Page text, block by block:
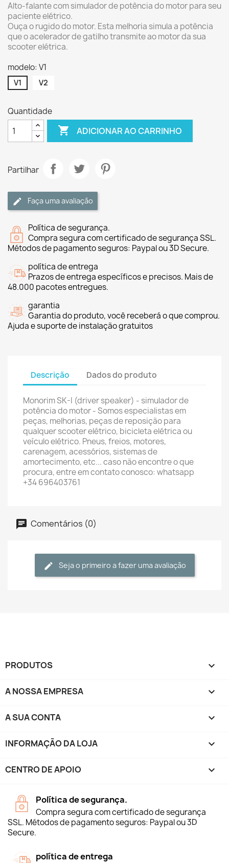
Alto-falante com simulador de potência do motor para seu
paciente elétrico.
Ouça o rugido do motor. Esta melhoria simula a potência
que o acelerador de gatilho transmite ao motor da sua
scooter elétrica.
modelo: V1
V1 V2
Quantidade
 ADICIONAR AO CARRINHO
Partilhar
Faça uma avaliação
Política de segurança.
Compra segura com certificado de segurança SSL.
Métodos de pagamento seguros: Paypal ou 3D Secure.
política de entrega
Prazos de entrega específicos e precisos. Mais de
48.000 pacotes entregues.
garantia
Garantia do produto, você receberá o que comprou.
Ajuda e suporte de instalação gratuitos
Descrição Dados do produto
Monorim SK-I (driver speaker) - simulador de
potência do motor - Somos especialistas em
peças, melhorias, peças de reposição para
qualquer scooter elétrico, bicicleta elétrica ou
veículo elétrico. Pneus, freios, motores,
carenagem, acessórios, sistemas de
amortecimento, etc... caso não encontre o que
procura, entre em contato conosco: whatsapp
+34 696403761
Comentários (0)
Seja o primeiro a fazer uma avaliação
PRODUTOS 
A NOSSA EMPRESA 
A SUA CONTA 
INFORMAÇÃO DA LOJA keyboard_arrow_down
CENTRO DE APOIO 
Política de segurança.
Compra segura com certificado de segurança
SSL. Métodos de pagamento seguros: Paypal ou 3D
Secure.
política de entrega